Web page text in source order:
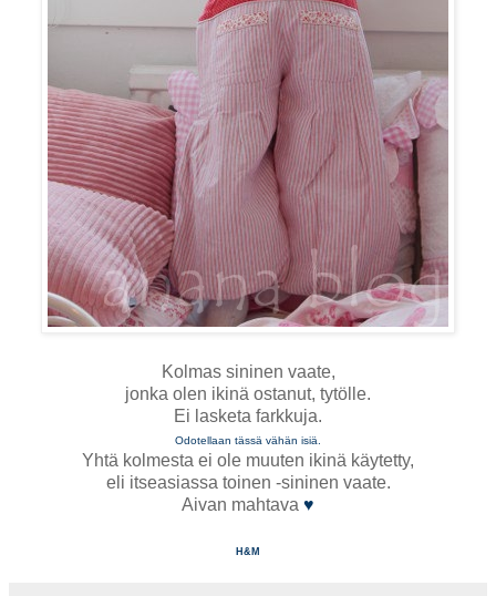
Kolmas sininen vaate,
jonka olen ikinä ostanut, tytölle.
Ei lasketa farkkuja.
Odotellaan tässä vähän isiä.
Yhtä kolmesta ei ole muuten ikinä käytetty,
eli itseasiassa toinen -sininen vaate.
Aivan mahtava ♥
H&M